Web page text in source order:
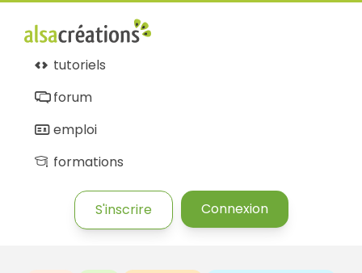
tutoriels
forum
emploi
formations
S'inscrire Connexion